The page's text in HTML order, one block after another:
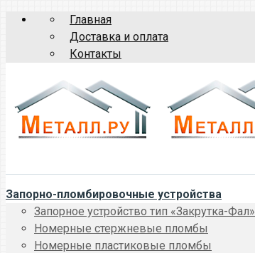
Главная
Доставка и оплата
Контакты
Запорно-пломбировочные устройства
Запорное устройство тип «Закрутка-Фал»
Номерные стержневые пломбы
Номерные пластиковые пломбы